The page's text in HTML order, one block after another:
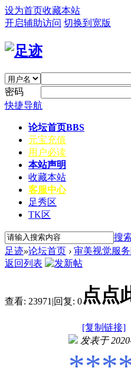
设为首页收藏本站
开启辅助访问 切换到宽版
密码
快捷导航
论坛首页BBS
元宝充值
用户必读
本站声明
收藏本站
客服中心
足秀区
TK区
搜
足迹»论坛首页 › 审美视觉服务
返回列表
查看: 23971 |回复: 0点点
[复制链接]
发表于